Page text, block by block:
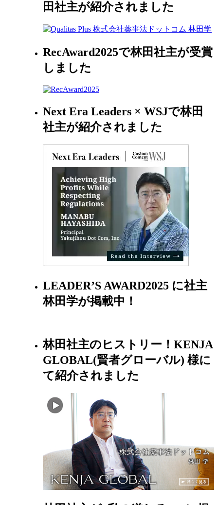
田社主が紹介されました
RecAward2025で林田社主が受賞
しました
Next Era Leaders × WSJで林田
社主が紹介されました
LEADER’S AWARD2025 に社主
林田学が掲載中！
林田社主のヒストリー！KENJA
GLOBAL(賢者グローバル) 様に
て紹介されました